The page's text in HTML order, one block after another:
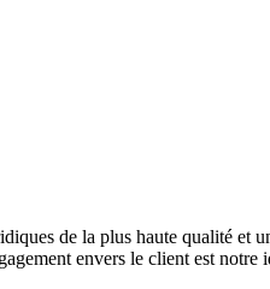
de la plus haute qualité et
envers le client est